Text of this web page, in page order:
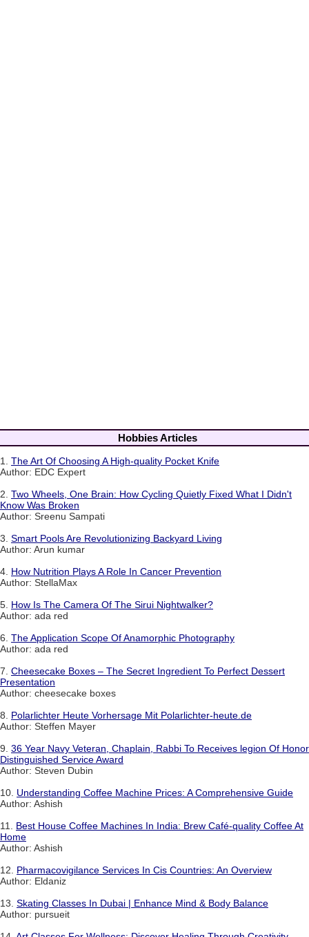
Hobbies Articles
1. The Art Of Choosing A High-quality Pocket Knife
Author: EDC Expert
2. Two Wheels, One Brain: How Cycling Quietly Fixed What I Didn't
Know Was Broken
Author: Sreenu Sampati
3. Smart Pools Are Revolutionizing Backyard Living
Author: Arun kumar
4. How Nutrition Plays A Role In Cancer Prevention
Author: StellaMax
5. How Is The Camera Of The Sirui Nightwalker?
Author: ada red
6. The Application Scope Of Anamorphic Photography
Author: ada red
7. Cheesecake Boxes – The Secret Ingredient To Perfect Dessert
Presentation
Author: cheesecake boxes
8. Polarlichter Heute Vorhersage Mit Polarlichter-heute.de
Author: Steffen Mayer
9. 36 Year Navy Veteran, Chaplain, Rabbi To Receives legion Of Honor
Distinguished Service Award
Author: Steven Dubin
10. Understanding Coffee Machine Prices: A Comprehensive Guide
Author: Ashish
11. Best House Coffee Machines In India: Brew Café-quality Coffee At
Home
Author: Ashish
12. Pharmacovigilance Services In Cis Countries: An Overview
Author: Eldaniz
13. Skating Classes In Dubai | Enhance Mind & Body Balance
Author: pursueit